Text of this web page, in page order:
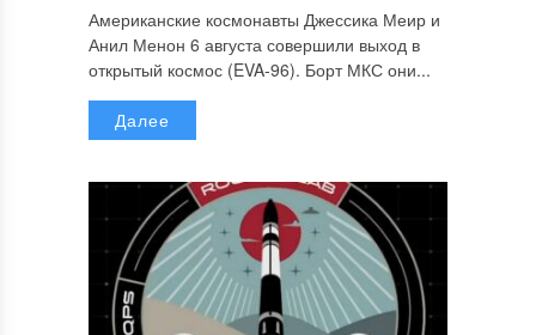
Американские космонавты Джессика Меир и
Анил Менон 6 августа совершили выход в
открытый космос (EVA-96). Борт МКС они...
Далее